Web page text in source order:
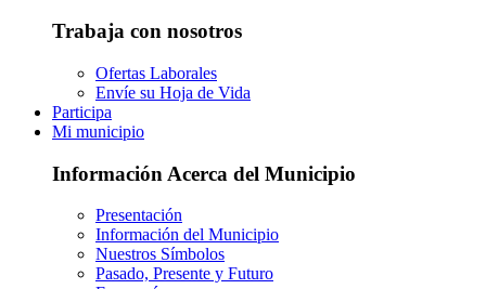
Trabaja con nosotros
Ofertas Laborales
Envíe su Hoja de Vida
Participa
Mi municipio
Información Acerca del Municipio
Presentación
Información del Municipio
Nuestros Símbolos
Pasado, Presente y Futuro